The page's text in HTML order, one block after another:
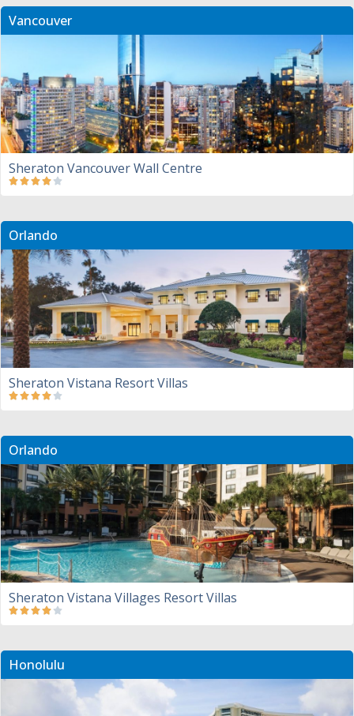
Vancouver
Sheraton Vancouver Wall Centre
Orlando
Sheraton Vistana Resort Villas
Orlando
Sheraton Vistana Villages Resort Villas
Honolulu